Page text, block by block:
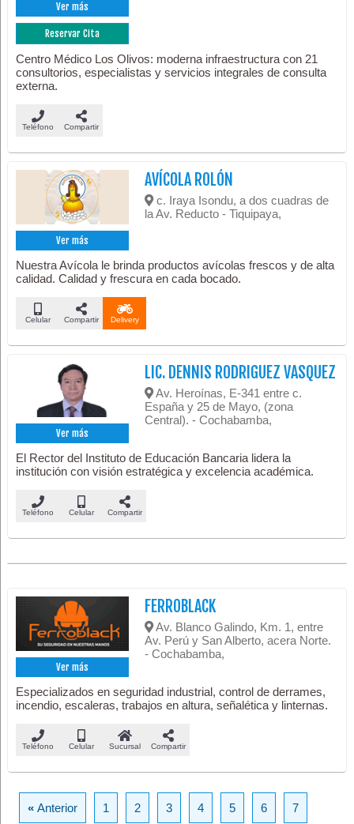
Ver más
Reservar Cita
Centro Médico Los Olivos: moderna infraestructura con 21
consultorios, especialistas y servicios integrales de consulta
externa.
Teléfono Compartir
Ver más
AVÍCOLA ROLÓN
c. Iraya Isondu, a dos cuadras de
la Av. Reducto - Tiquipaya,
Nuestra Avícola le brinda productos avícolas frescos y de alta
calidad. Calidad y frescura en cada bocado.
Celular Compartir Delivery
Ver más
LIC. DENNIS RODRIGUEZ VASQUEZ
Av. Heroínas, E-341 entre c.
España y 25 de Mayo, (zona
Central). - Cochabamba,
El Rector del Instituto de Educación Bancaria lidera la
institución con visión estratégica y excelencia académica.
Teléfono Celular Compartir
Ver más
FERROBLACK
Av. Blanco Galindo, Km. 1, entre
Av. Perú y San Alberto, acera Norte.
- Cochabamba,
Especializados en seguridad industrial, control de derrames,
incendio, escaleras, trabajos en altura, señalética y linternas.
Teléfono Celular Sucursal Compartir
«Anterior 1 2 3 4 5 6 7